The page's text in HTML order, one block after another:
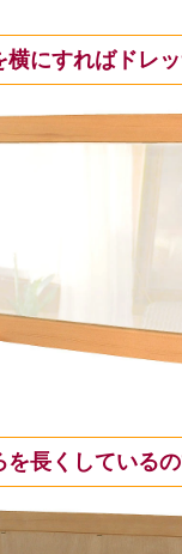
横にすればドレ
を長くしている